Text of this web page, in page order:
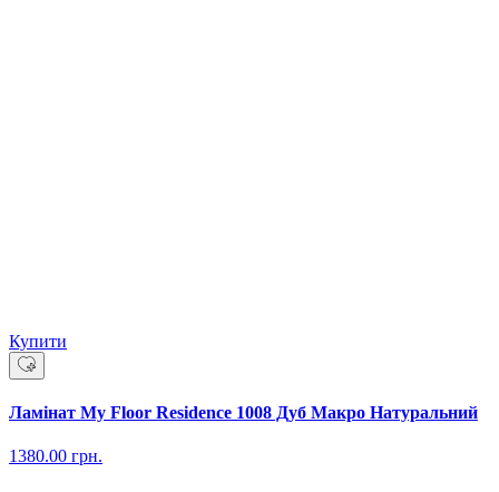
Купити
Ламінат My Floor Residence 1008 Дуб Макро Натуральний
1380.00 грн.